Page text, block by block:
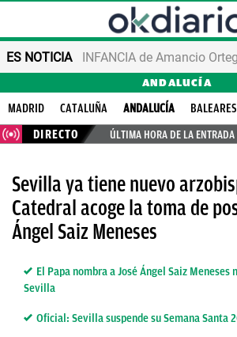
ES NOTICIA INFANCIA de Amancio
ANDALUCÍA
MADRID CATALUÑA ANDALUCÍA BALEARES
DIRECTO
ÚLTIMA HORA DE LA
Sevilla ya tiene nuevo
Catedral acoge la toma de
Ángel Saiz Meneses
El Papa nombra a José Ángel Saiz Meneses
Sevilla
Oficial: Sevilla suspende su Semana Santa